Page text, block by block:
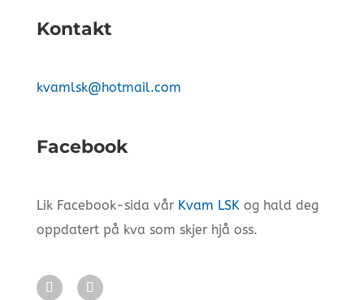
Kontakt
kvamlsk@hotmail.com
Facebook
Lik Facebook-sida vår Kvam LSKog hald deg
oppdatert på kva som skjer hjå oss.